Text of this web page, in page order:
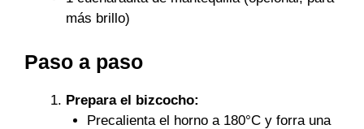
más brillo)
Paso a paso
Prepara el bizcocho:
Precalienta el horno a 180°C y forra una